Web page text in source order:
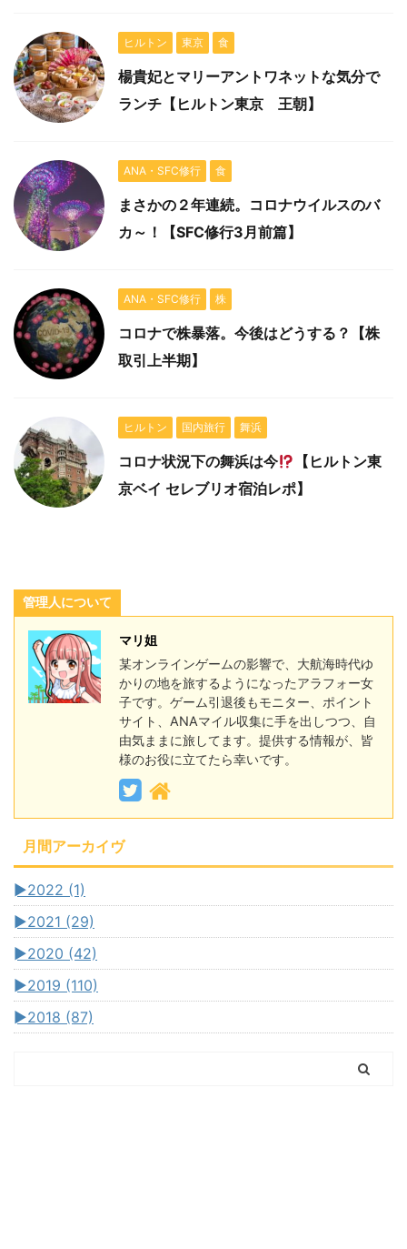
ヒルトン 東京 食
楊貴妃とマリーアントワネットな気分で
ランチ【ヒルトン東京 王朝】
ANA・SFC修行 食
まさかの２年連続。コロナウイルスのバ
カ～！【SFC修行3月前篇】
ANA・SFC修行 株
コロナで株暴落。今後はどうする？【株
取引上半期】
ヒルトン 国内旅行 舞浜
コロナ状況下の舞浜は今
【ヒルトン東
京ベイ セレブリオ宿泊レポ】
管理人について
マリ姐
某オンラインゲームの影響で、大航海時代ゆ
かりの地を旅するようになったアラフォー女
子です。ゲーム引退後もモニター、ポイント
サイト、ANAマイル収集に手を出しつつ、自
由気ままに旅してます。提供する情報が、皆
様のお役に立てたら幸いです。
月間アーカイヴ
►2022 (1)
►2021 (29)
►2020 (42)
►2019 (110)
►2018 (87)